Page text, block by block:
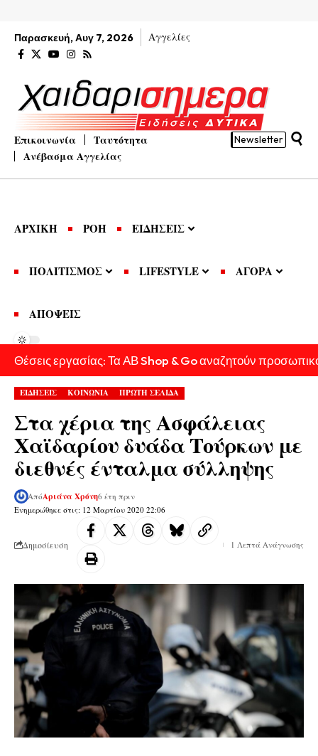
Παρασκευή, Αυγ 7, 2026 Αγγελίες
Επικοινωνία
Ταυτότητα
Ανέβασμα Αγγελίας
Newsletter
ΑΡΧΙΚΗ ΡΟΗ ΕΙΔΗΣΕΙΣ
ΠΟΛΙΤΙΣΜΟΣ LIFESTYLE ΑΓΟΡΑ
ΑΠΟΨΕΙΣ
Θέσεις εργασίας: Τα ΑΒ Shop & Go αναζητούν
ΕΙΔΗΣΕΙΣ ΚΟΙΝΩΝΙΑ ΠΡΩΤΗ ΣΕΛΙΔΑ
Στα χέρια της Ασφάλειας
Χαϊδαρίου δυάδα Τούρκων με
διεθνές ένταλμα σύλληψης
Ενημερώθηκε στις: 12 Μαρτίου 2020 22:06
ΑπόΑριάνα Χρόνη6 έτη πριν
Δημοσίευση 1 Λεπτά Ανάγνωσης